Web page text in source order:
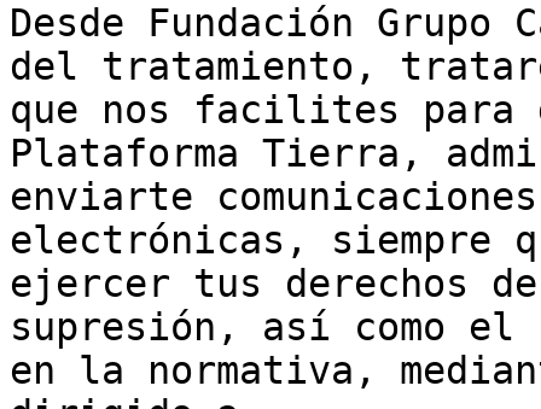
Desde Fundación Grupo
del tratamiento,
que nos facilites
Plataforma Tierra,
enviarte
electrónicas, siempre
ejercer tus derechos
supresión, así como el
en la normativa,